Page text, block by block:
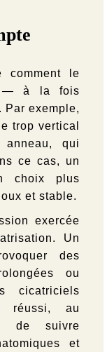
comment le
— à la fois
Par exemple,
trop vertical
qui
ce cas, un
choix plus
et stable.
exercée
Un
des
ou
cicatriciels
réussi, au
de suivre
et